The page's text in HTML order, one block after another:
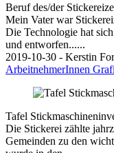
Beruf des/der
Mein Vater war
Die Technologie hat
und entworfen......
2019-10-30 - Kerstin
ArbeitnehmerInnen
Tafel
Die Stickerei zählte
Gemeinden zu den